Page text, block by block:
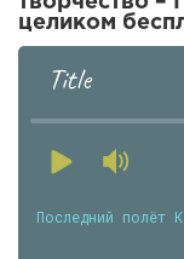
целиком
Title
Последний полёт